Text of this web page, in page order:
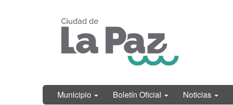
de La Paz,
Entre Ríos
Municipio Boletín Oficial Noticias